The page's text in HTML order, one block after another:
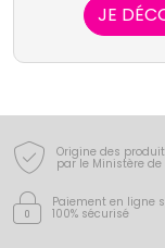
JE
Origine des
par le Ministère
Paiement en ligne
100% sécurisé